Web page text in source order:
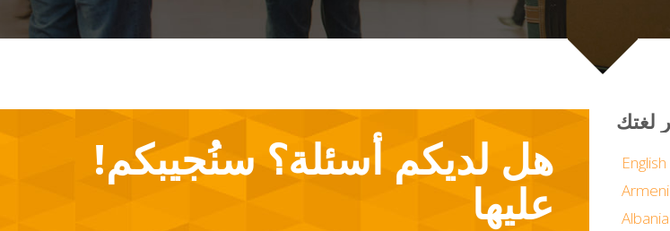
!هل لديكم أسئلة؟ سنُجيبكم
عليها
لغتك
English